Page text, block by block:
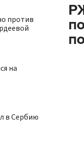
против
на
в Сербию